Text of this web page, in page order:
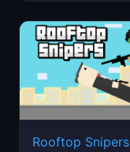
Rooftop Snipers